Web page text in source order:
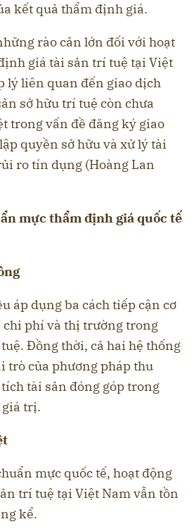
kết quả thẩm định giá.
rào cản lớn đối với hoạt
giá tài sản trí tuệ tại Việt
lý liên quan đến giao dịch
sở hữu trí tuệ còn chưa
trong vấn đề đăng ký giao
quyền sở hữu và xử lý tài
ro tín dụng (Hoàng Lan
mực thẩm định giá quốc tế
áp dụng ba cách tiếp cận cơ
chi phí và thị trường trong
Đồng thời, cả hai hệ thống
trò của phương pháp thu
tài sản đóng góp trong
trị.
mực quốc tế, hoạt động
trí tuệ tại Việt Nam vẫn tồn
kể.